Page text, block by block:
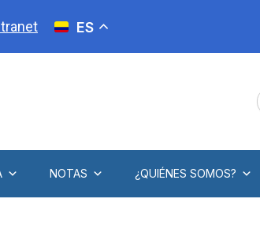
ES
NOTAS ¿QUIÉNES SOMOS?